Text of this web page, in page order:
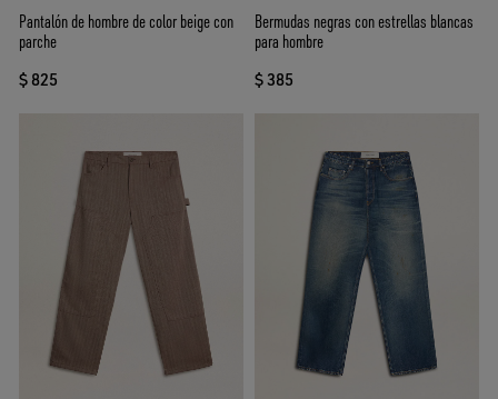
Pantalón de hombre de color beige con
parche
$ 825
Bermudas negras con estrellas blancas
para hombre
$ 385